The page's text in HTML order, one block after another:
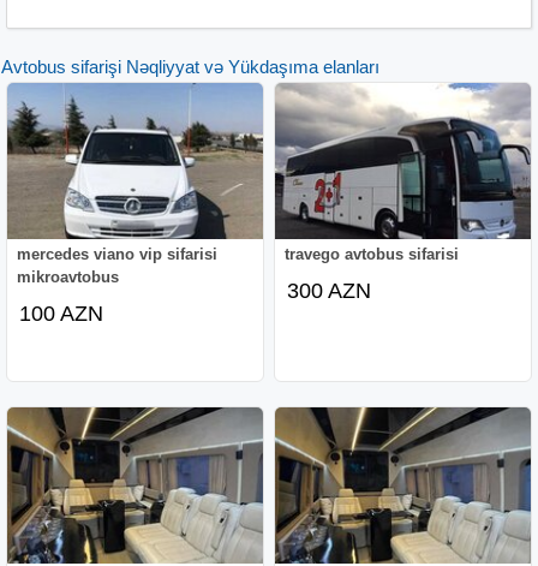
Avtobus sifarişi Nəqliyyat və Yükdaşıma elanları
mercedes viano vip sifarisi
mikroavtobus
100 AZN
travego avtobus sifarisi
300 AZN